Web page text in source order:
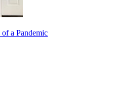
a Pandemic